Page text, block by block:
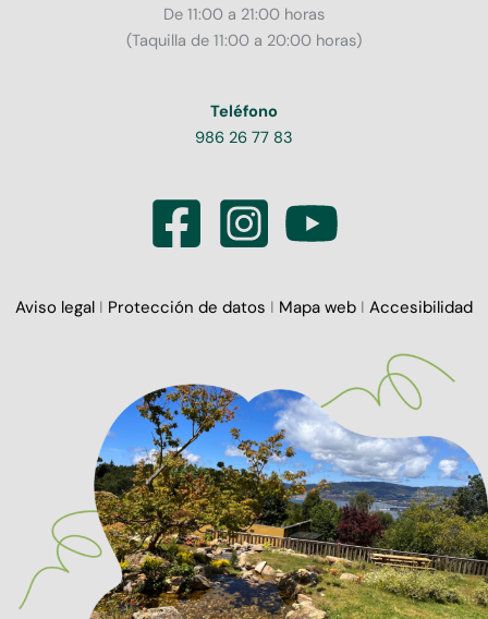
De 11:00 a 21:00 horas
(Taquilla de 11:00 a 20:00 horas)
Teléfono
986 26 77 83
Aviso legal I Protección de datos I Mapa web I Accesibilidad